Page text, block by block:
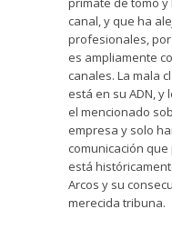
canal, y que ha
profesionales,
es ampliamente
canales. La mala
está en su ADN,
el mencionado
empresa y solo
comunicación
está
Arcos y su
merecida tribuna.